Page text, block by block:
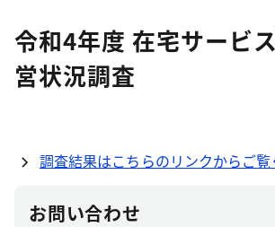
令和4年度 在宅サービ
営状況調査
調査結果はこちらのリンクからご覧
お問い合わせ